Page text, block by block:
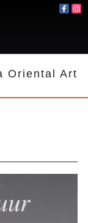
Oriental Art